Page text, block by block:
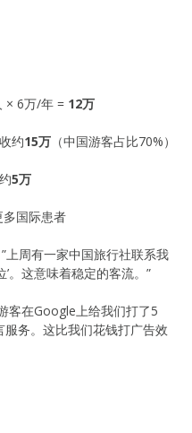
× 6万/年 = 12万
约15万 （中国游客占比70%）
5万
国际患者
上周有一家中国旅行社联系我
。这意味着稳定的客流。”
客在Google上给我们打了5
务。这比我们花钱打广告效